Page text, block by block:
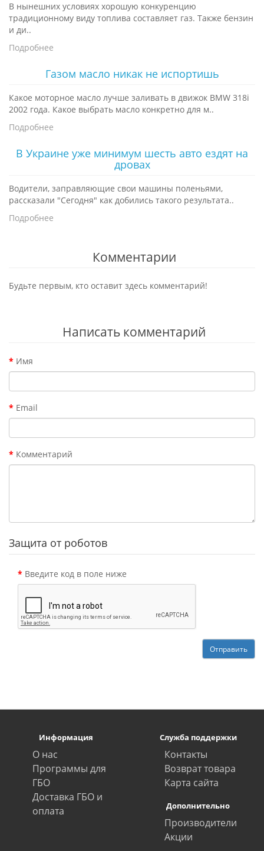
В нынешних условиях хорошую конкуренцию
традиционному виду топлива составляет газ. Также бензин
и ди..
Подробнее
Газом масло никак не испортишь
Какое моторное масло лучше заливать в движок BMW 318i
2002 года. Какое выбрать масло конкретно для м..
Подробнее
В Украине уже минимум шесть авто ездят на
дровах
Водители, заправляющие свои машины поленьями,
рассказали "Сегодня" как добились такого результата..
Подробнее
Комментарии
Будьте первым, кто оставит здесь комментарий!
Написать комментарий
Имя
Email
Комментарий
Защита от роботов
Введите код в поле ниже
Отправить
Информация
О нас
Программы для
ГБО
Доставка ГБО и
оплата
Служба поддержки
Контакты
Возврат товара
Карта сайта
Дополнительно
Производители
Акции